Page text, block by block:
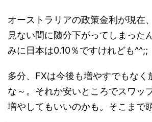
オーストラリアの政策金利が現在
見ない間に随分下がってしまった
みに日本は0.10％ですけれども^^;;
多分、FXは今後も増やすでもなく
な～。それか安いところでスワッ
増やしてもいいのかも。そこまで